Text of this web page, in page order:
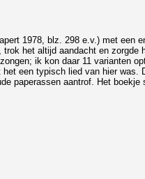
1978, blz. 298 e.v.) met een
het altijd aandacht en zorgde
ik kon daar 11 varianten
een typisch lied van hier
paperassen aantrof. Het